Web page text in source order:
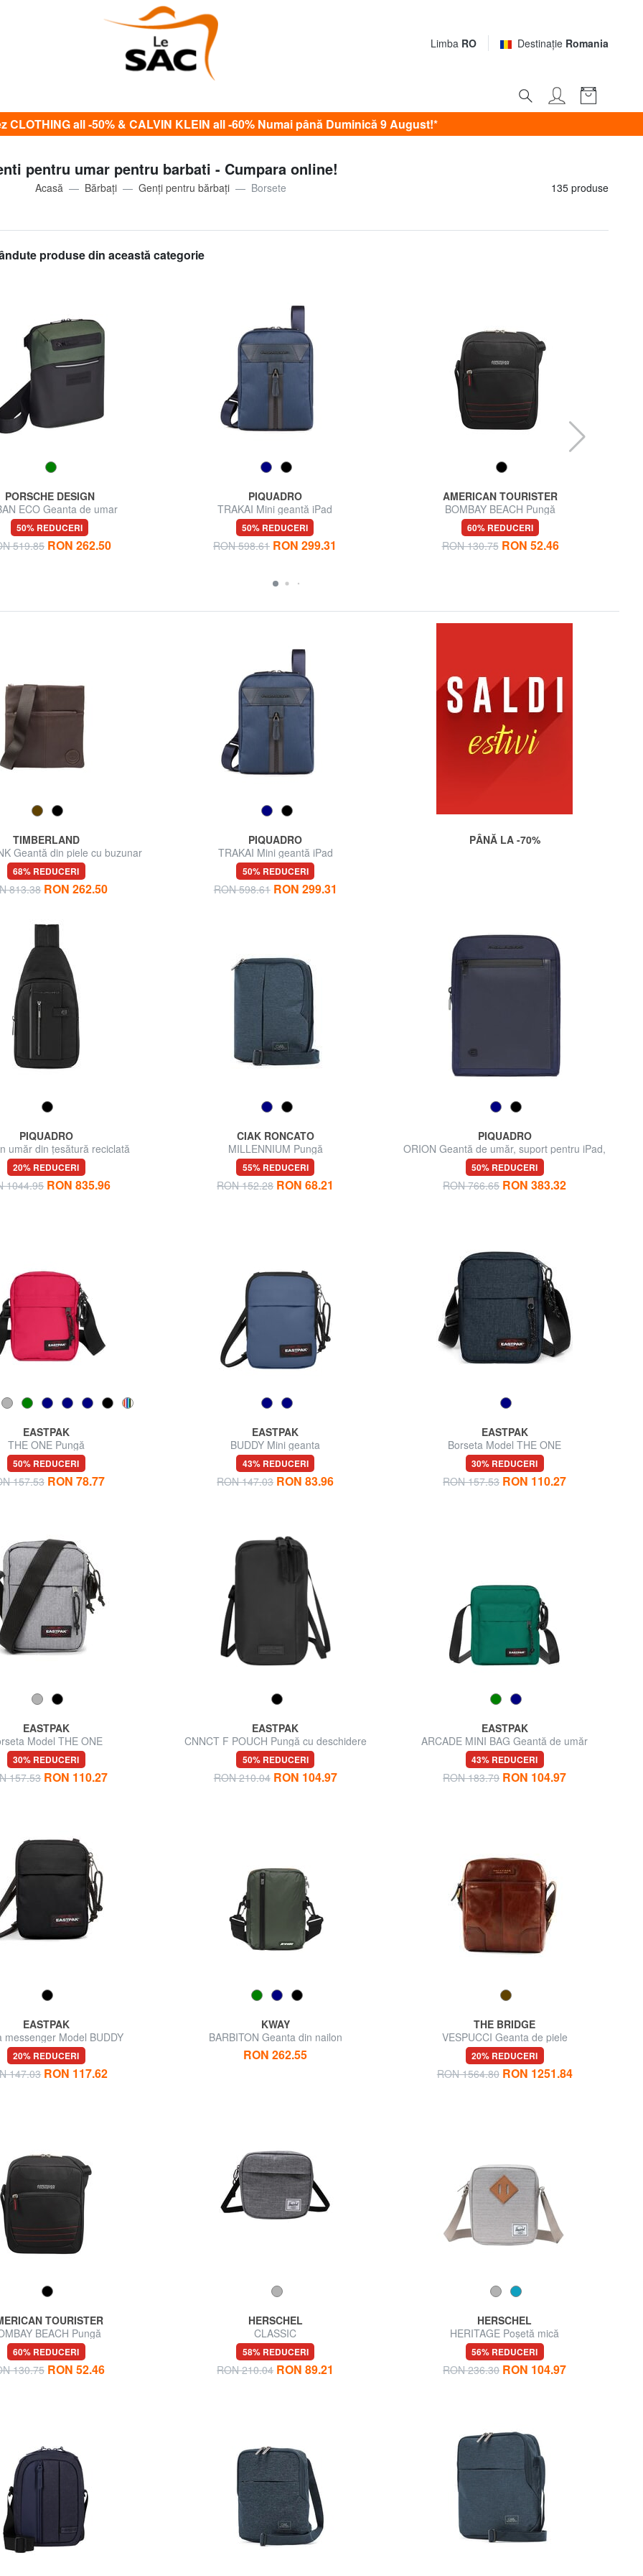
Limba RO Destinaţie Romania
CLOTHING all -50% & CALVIN KLEIN all -60% Numai până Duminică 9 August!*
pentru umar pentru barbati - Cumpara online!
Acasă Bărbați Genți pentru bărbați Borsete 135 produse
produse din această categorie
PORSCHE DESIGN
ECO Geanta de umar
50% REDUCERI
519.85 RON 262.50
PIQUADRO
TRAKAI Mini geantă iPad
50% REDUCERI
RON 598.61 RON 299.31
AMERICAN TOURISTER
BOMBAY BEACH Pungă
60% REDUCERI
RON 130.75 RON 52.46
TIMBERLAND
Geantă din piele cu buzunar
68% REDUCERI
813.38 RON 262.50
PIQUADRO
TRAKAI Mini geantă iPad
50% REDUCERI
RON 598.61 RON 299.31
PÂNĂ LA -70%
PIQUADRO
umăr din țesătură reciclată
20% REDUCERI
1044.95 RON 835.96
CIAK RONCATO
MILLENNIUM Pungă
55% REDUCERI
RON 152.28 RON 68.21
PIQUADRO
ORION Geantă de umăr, suport pentru iPad,
piele mixtă
50% REDUCERI
RON 766.65 RON 383.32
EASTPAK
THE ONE Pungă
50% REDUCERI
157.53 RON 78.77
EASTPAK
BUDDY Mini geanta
43% REDUCERI
RON 147.03 RON 83.96
EASTPAK
Borseta Model THE ONE
30% REDUCERI
RON 157.53 RON 110.27
EASTPAK
Model THE ONE
30% REDUCERI
157.53 RON 110.27
EASTPAK
CNNCT F POUCH Pungă cu deschidere
verticală
50% REDUCERI
RON 210.04 RON 104.97
EASTPAK
ARCADE MINI BAG Geantă de umăr
43% REDUCERI
RON 183.79 RON 104.97
EASTPAK
messenger Model BUDDY
20% REDUCERI
147.03 RON 117.62
KWAY
BARBITON Geanta din nailon
RON 262.55
THE BRIDGE
VESPUCCI Geanta de piele
20% REDUCERI
RON 1564.80 RON 1251.84
TOURISTER
BEACH Pungă
60% REDUCERI
130.75 RON 52.46
HERSCHEL
CLASSIC
58% REDUCERI
RON 210.04 RON 89.21
HERSCHEL
HERITAGE Poșetă mică
56% REDUCERI
RON 236.30 RON 104.97